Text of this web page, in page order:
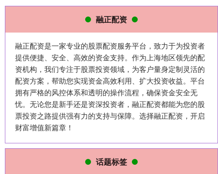
融正配资
融正配资是一家专业的股票配资服务平台，致力于为投资者
提供便捷、安全、高效的资金支持。作为上海地区领先的配
资机构，我们专注于股票投资领域，为客户量身定制灵活的
配资方案，帮助您实现资金高效利用、扩大投资收益。平台
拥有严格的风控体系和透明的操作流程，确保资金安全无
忧。无论您是新手还是资深投资者，融正配资都能为您的股
票投资之路提供强有力的支持与保障。选择融正配资，开启
财富增值新篇章！
话题标签